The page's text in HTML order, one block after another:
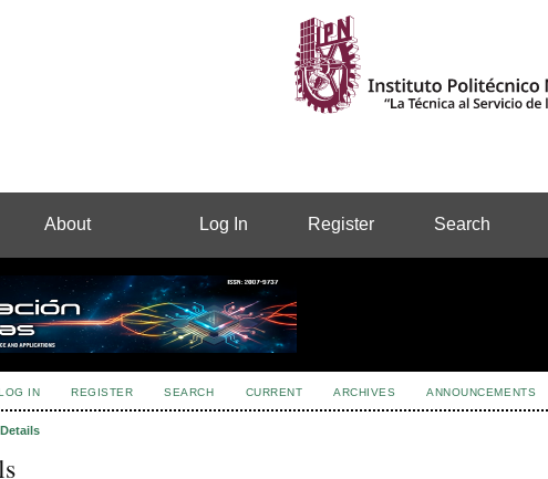
About Log In Register Search
IN REGISTER SEARCH CURRENT ARCHIVES ANNOUNCEMENTS